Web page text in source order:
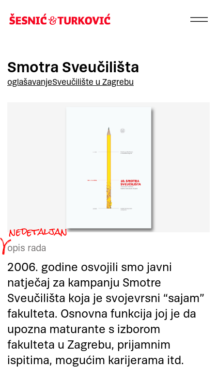
Smotra Sveučilišta
oglašavanjeSveučilište u Zagrebu
opis rada
2006. godine osvojili smo javni
natječaj za kampanju Smotre
Sveučilišta koja je svojevrsni “sajam”
fakulteta. Osnovna funkcija joj je da
upozna maturante s izborom
fakulteta u Zagrebu, prijamnim
ispitima, mogućim karijerama itd.